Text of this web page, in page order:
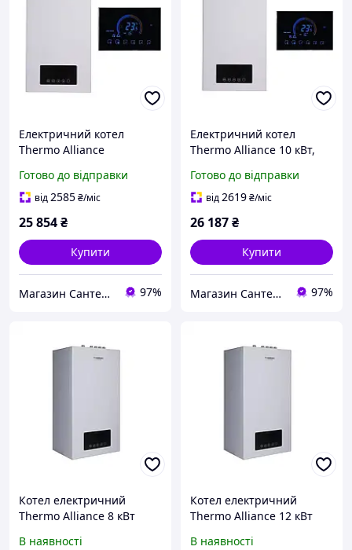
Електричний котел
Thermo Alliance
одноконтурний, з Wi-Fi
термостатом
Готово до відправки
від2585₴/міс
25 854₴
Купити
Магазин Сантехнік 97%
Електричний котел
Thermo Alliance 10 кВт,
термостатом
(SD00053278)
Готово до відправки
від2619₴/міс
26 187₴
Купити
Магазин Сантехнік 97%
Котел електричний
Thermo Alliance 8 кВт
В наявності
Котел електричний
Thermo Alliance 12 кВт
В наявності